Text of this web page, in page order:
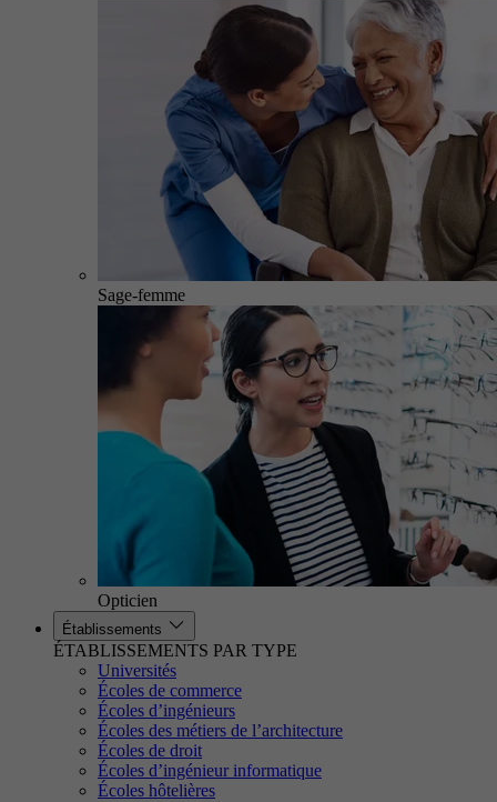
Sage-femme
Opticien
Établissements
ÉTABLISSEMENTS PAR TYPE
Universités
Écoles de commerce
Écoles d’ingénieurs
Écoles des métiers de l’architecture
Écoles de droit
Écoles d’ingénieur informatique
Écoles hôtelières